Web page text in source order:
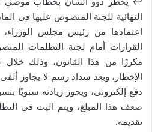
النهائية للجنة المنصوص عليها فى
اعتمادها من رئيس مجلس
القرارات أمام لجنة التظلمات
مكررًا من هذا القانون، وذلك خلال
الإخطار، وبعد سداد رسم لا يجاوز
ضعف هذا المبلغ، ويتم البت فى
تقديمه.